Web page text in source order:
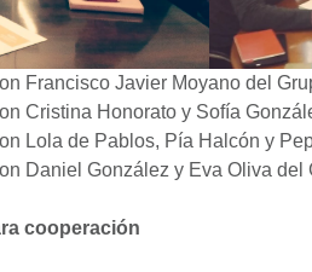
Francisco Javier Moyano del
Cristina Honorato y Sofía
Lola de Pablos, Pía Halcón y
Daniel González y Eva Oliva del
cooperación